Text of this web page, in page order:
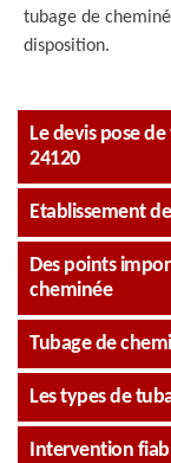
tubage de
disposition.
Le devis pose
24120
Etablissement
Des points
cheminée
Tubage de
Les types de
Intervention